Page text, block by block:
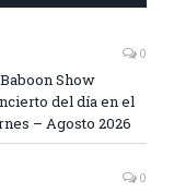
0
Show
del día en el
– Agosto 2026
0